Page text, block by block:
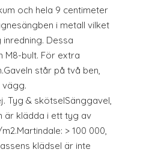
och hela 9 centimeter
i metall vilket
Dessa
M8-bult. För extra
står på två ben,
vägg.
Tyg & skötselSänggavel,
är klädda i ett tyg av
> 100 000,
klädsel är inte